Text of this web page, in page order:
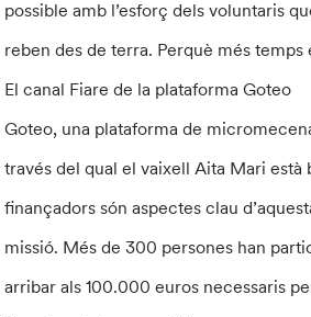
possible amb l’esforç dels voluntaris
reben des de terra. Perquè més
El canal Fiare de la plataforma Goteo
Goteo, una plataforma de
través del qual el vaixell Aita Mari
finançadors són aspectes clau
missió. Més de 300 persones han
arribar als 100.000 euros necessaris